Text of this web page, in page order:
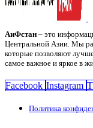
АиФстан – это
Центральной Азии. Мы
которые позволяют
самое важное и яркое в
Facebook Instagram
Политика